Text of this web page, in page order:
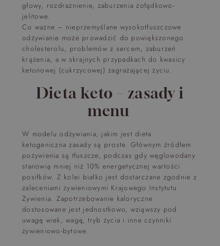
głowy, rozdrażnienie, zaburzenia żołądkowo-
jelitowe.
Co ważne – nieprzemyślane wysokotłuszczowe
odżywianie może prowadzić do powiększonego
cholesterolu, problemów z sercem, zaburzeń
krążenia, a w skrajnych przypadkach do kwasicy
ketonowej (cukrzycowej) zagrażającej życiu.
Dieta keto – zasady i
menu
W modelu odżywiania, jakim jest dieta
ketogeniczna zasady są proste. Głównym źródłem
pożywienia są tłuszcze, podczas gdy węglowodany
stanowią mniej niż 10% energetycznej wartości
posiłków. Z kolei białko jest dostarczane zgodnie z
zaleceniami żywieniowymi Krajowego Instytutu
Żywienia. Zapotrzebowanie kaloryczne
dostosowane jest jednostkowo, wziąwszy pod
uwagę wiek, wagę, tryb życia i inne czynniki
żywieniowo-bytowe.